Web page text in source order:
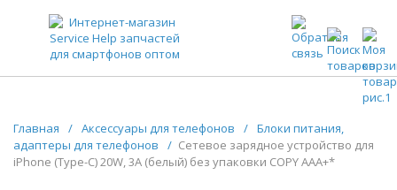
ЗАПЧАСТИ ДЛЯ ТЕЛЕФОНОВ ОПТОМ
Главная / Аксессуары для телефонов / Блоки питания,
адаптеры для телефонов
/ Сетевое зарядное устройство для
iPhone (Type-C) 20W, 3A (белый) без упаковки COPY AAA+*